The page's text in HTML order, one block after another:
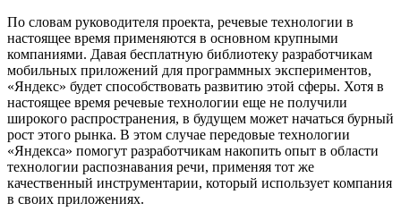
По словам руководителя проекта, речевые технологии в
настоящее время применяются в основном крупными
компаниями. Давая бесплатную библиотеку разработчикам
мобильных приложений для программных экспериментов,
«Яндекс» будет способствовать развитию этой сферы. Хотя в
настоящее время речевые технологии еще не получили
широкого распространения, в будущем может начаться бурный
рост этого рынка. В этом случае передовые технологии
«Яндекса» помогут разработчикам накопить опыт в области
технологии распознавания речи, применяя тот же
качественный инструментарии, который использует компания
в своих приложениях.